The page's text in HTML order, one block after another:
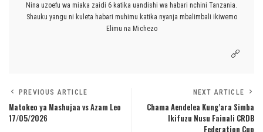
Nina uzoefu wa miaka zaidi 6 katika uandishi wa habari nchini Tanzania.
Shauku yangu ni kuleta habari muhimu katika nyanja mbalimbali ikiwemo
Elimu na Michezo
PREVIOUS ARTICLE
Matokeo ya Mashujaa vs Azam Leo
17/05/2026
NEXT ARTICLE
Chama Aendelea Kung’ara Simba
Ikifuzu Nusu Fainali CRDB
Federation Cup